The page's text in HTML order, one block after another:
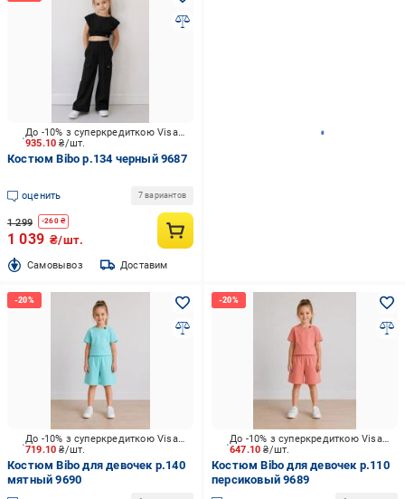
935.10₴/шт.
До -10% з суперкредиткою Visa Вигода
Костюм Bibo р.134 черный 9687
оценить 7 вариантов
1 299 -260₴
1 039 ₴/шт.
Cамовывоз Доставим
719.10₴/шт.
До -10% з суперкредиткою Visa Вигода
Костюм Bibo для девочек р.140
мятный 9690
647.10₴/шт.
До -10% з суперкредиткою Visa Вигода
Костюм Bibo для девочек р.110
персиковый 9689